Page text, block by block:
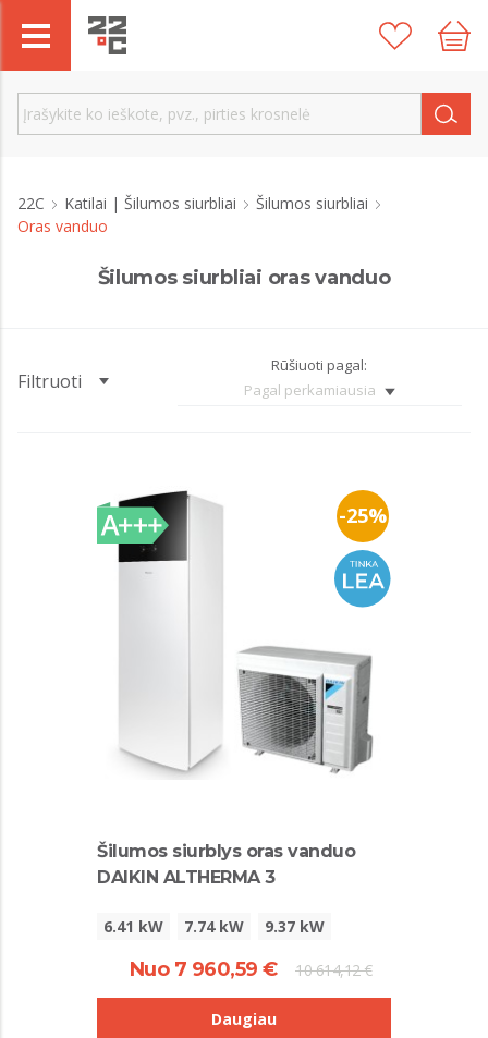
22C Katilai | Šilumos siurbliai
Šilumos siurbliai
Oras vanduo
Šilumos siurbliai oras vanduo
Filtruoti
Rūšiuoti pagal:
Pagal perkamiausia
-25%
Šilumos siurblys oras vanduo
DAIKIN ALTHERMA 3
6.41 kW 7.74 kW 9.37 kW
Nuo 7 960,59 € 10 614,12 €
Daugiau